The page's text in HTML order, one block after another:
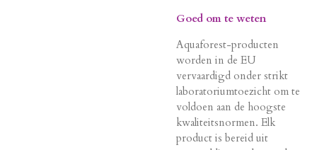
Goed om te weten
Aquaforest-producten
worden in de EU
vervaardigd onder strikt
laboratoriumtoezicht om te
voldoen aan de hoogste
kwaliteitsnormen. Elk
product is bereid uit